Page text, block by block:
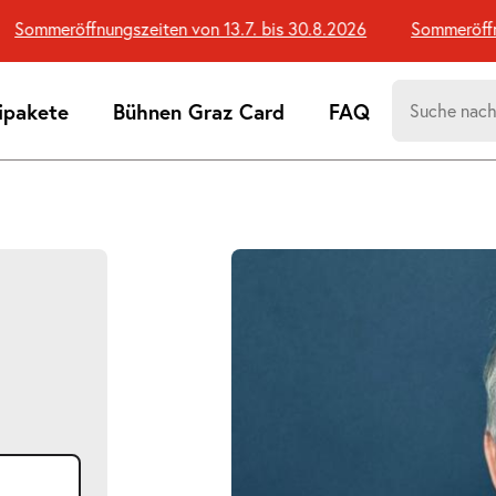
Sommeröffnungszeiten von 13.7. bis 30.8.2026
Bühnen Graz Card FAQ
nach: